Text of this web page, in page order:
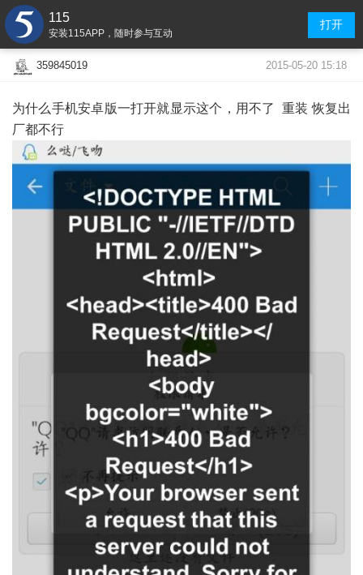
115
安装115APP，随时参与互动
打开
359845019 2015-05-20 15:18
为什么手机安卓版一打开就显示这个，用不了 重装 恢复出
厂都不行